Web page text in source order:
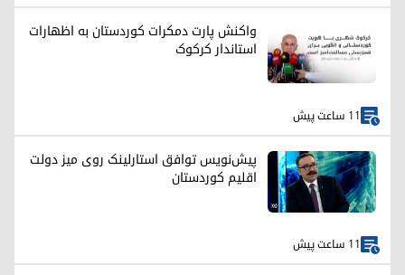
واکنش پارت دمکرات کوردستان به اظهارات
استاندار کرکوک
11 ساعت پیش
پیش‌نویس توافق استارلینک روی میز دولت
اقلیم کوردستان
11 ساعت پیش